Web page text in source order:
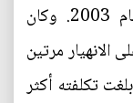
أمني منذ سقوط صدام حسين في عام 2003. وكان
مرتين
تكلفته أكثر